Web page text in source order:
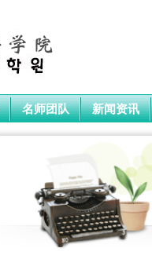
名师团队 新闻资讯